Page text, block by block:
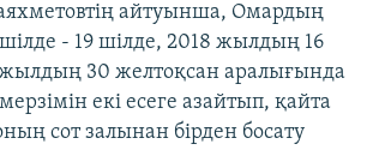
айтуынша, Омардың
- 19 шілде, 2018 жылдың 16
30 желтоқсан аралығында
екі есеге азайтып, қайта
сот залынан бірден босату